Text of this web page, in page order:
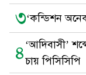
৩‘কন্ডিশন
৪‘আদিবাসী’
চায় পিসিসিপি